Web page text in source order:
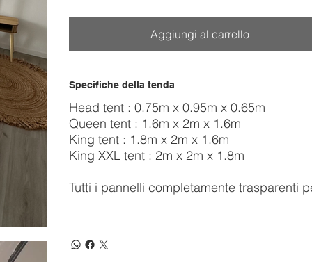
Aggiungi al carrello
Specifiche della tenda
Head tent : 0.75m x 0.95m x 0.65m
Queen tent : 1.6m x 2m x 1.6m
King tent : 1.8m x 2m x 1.6m
King XXL tent : 2m x 2m x 1.8m
Tutti i pannelli completamente trasparenti